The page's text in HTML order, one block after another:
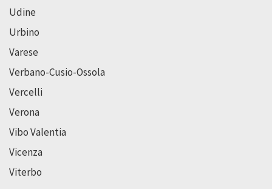
Udine
Urbino
Varese
Verbano-Cusio-Ossola
Vercelli
Verona
Vibo Valentia
Vicenza
Viterbo